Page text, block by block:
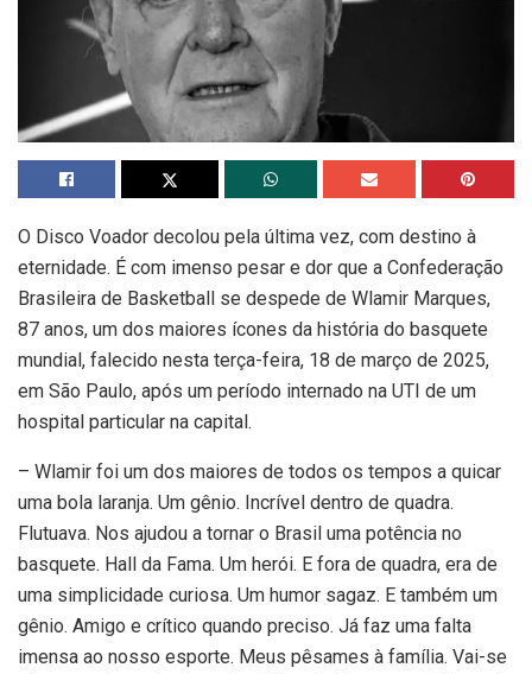
O Disco Voador decolou pela última vez, com destino à
eternidade. É com imenso pesar e dor que a Confederação
Brasileira de Basketball se despede de Wlamir Marques,
87 anos, um dos maiores ícones da história do basquete
mundial, falecido nesta terça-feira, 18 de março de 2025,
em São Paulo, após um período internado na UTI de um
hospital particular na capital.
– Wlamir foi um dos maiores de todos os tempos a quicar
uma bola laranja. Um gênio. Incrível dentro de quadra.
Flutuava. Nos ajudou a tornar o Brasil uma potência no
basquete. Hall da Fama. Um herói. E fora de quadra, era de
uma simplicidade curiosa. Um humor sagaz. E também um
gênio. Amigo e crítico quando preciso. Já faz uma falta
imensa ao nosso esporte. Meus pêsames à família. Vai-se